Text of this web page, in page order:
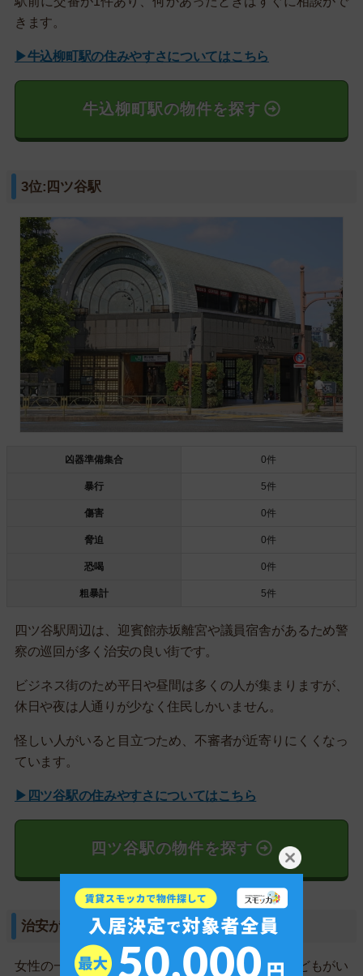
きます。
▶牛込柳町駅の住みやすさについてはこちら
牛込柳町駅の物件を探す
3位:四ツ谷駅
凶器準備集合 0件
暴行 5件
傷害 0件
脅迫 0件
恐喝 0件
粗暴計 5件
四ツ谷駅周辺は、迎賓館赤坂離宮や議員宿舎があるため警
察の巡回が多く治安の良い街です。
ビジネス街のため平日や昼間は多くの人が集まりますが、
休日や夜は人通りが少なく住民しかいません。
怪しい人がいると目立つため、不審者が近寄りにくくなっ
ています。
▶四ツ谷駅の住みやすさについてはこちら
四ツ谷駅の物件を探す
治安が心配なら不動産屋に相談すると良い
女性の一人暮らしで治安が心配な人や、小さな子どもがい